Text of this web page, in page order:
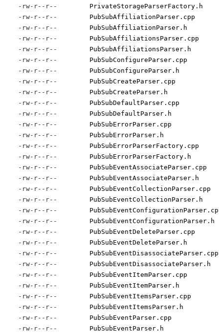
-rw-r--r--
PrivateStorageParserFactory.h
-rw-r--r--
PubSubAffiliationParser.cpp
-rw-r--r--
PubSubAffiliationParser.h
-rw-r--r--
PubSubAffiliationsParser.cpp
-rw-r--r--
PubSubAffiliationsParser.h
-rw-r--r--
PubSubConfigureParser.cpp
-rw-r--r--
PubSubConfigureParser.h
-rw-r--r--
PubSubCreateParser.cpp
-rw-r--r--
PubSubCreateParser.h
-rw-r--r--
PubSubDefaultParser.cpp
-rw-r--r--
PubSubDefaultParser.h
-rw-r--r--
PubSubErrorParser.cpp
-rw-r--r--
PubSubErrorParser.h
-rw-r--r--
PubSubErrorParserFactory.cpp
-rw-r--r--
PubSubErrorParserFactory.h
-rw-r--r--
PubSubEventAssociateParser.cpp
-rw-r--r--
PubSubEventAssociateParser.h
-rw-r--r--
PubSubEventCollectionParser.cpp
-rw-r--r--
PubSubEventCollectionParser.h
-rw-r--r--
-rw-r--r--
PubSubEventConfigurationParser.h
-rw-r--r--
PubSubEventDeleteParser.cpp
-rw-r--r--
PubSubEventDeleteParser.h
-rw-r--r--
PubSubEventDisassociateParser.cpp
-rw-r--r--
PubSubEventDisassociateParser.h
-rw-r--r--
PubSubEventItemParser.cpp
-rw-r--r--
PubSubEventItemParser.h
-rw-r--r--
PubSubEventItemsParser.cpp
-rw-r--r--
PubSubEventItemsParser.h
-rw-r--r--
PubSubEventParser.cpp
-rw-r--r--
PubSubEventParser.h